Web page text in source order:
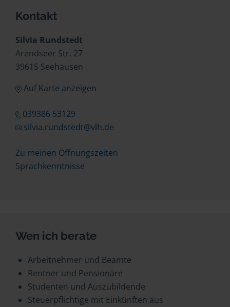
Kontakt
Silvia Rundstedt
Arendseer Str. 27
39615 Seehausen
Auf Karte anzeigen
039386 53129
silvia.rundstedt@vlh.de
Zu meinen Öffnungszeiten
Sprachkenntnisse
Wen ich berate
Arbeitnehmer und Beamte
Rentner und Pensionäre
Studenten und Auszubildende
Steuerpflichtige mit Einkünften aus